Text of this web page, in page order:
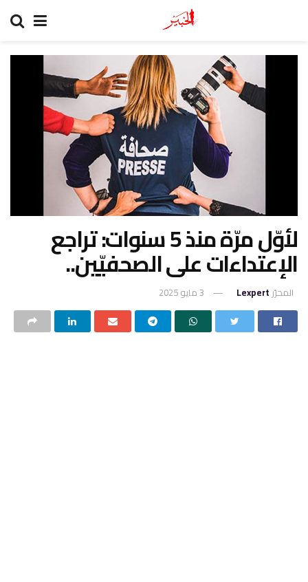
لأوّل مرّة منذ 5 سنوات: تراجع
الإعتداءات على الصحفيّين..
المحرّر Lexpert 3 مايو 2025